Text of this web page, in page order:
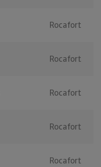
Rocafort
Rocafort
Rocafort
Rocafort
Rocafort